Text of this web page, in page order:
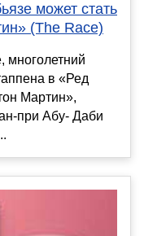
может стать
(The Race)
в «Ред
Мартин»,
при Абу- Даби